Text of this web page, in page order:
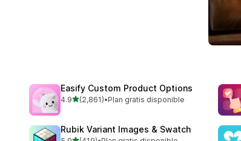
Easify Custom Product Options
4.9de 5 estrellas
(2,861)
2861 reseñas en total
•Plan gratis disponible
Rubik Variant Images & Swatch